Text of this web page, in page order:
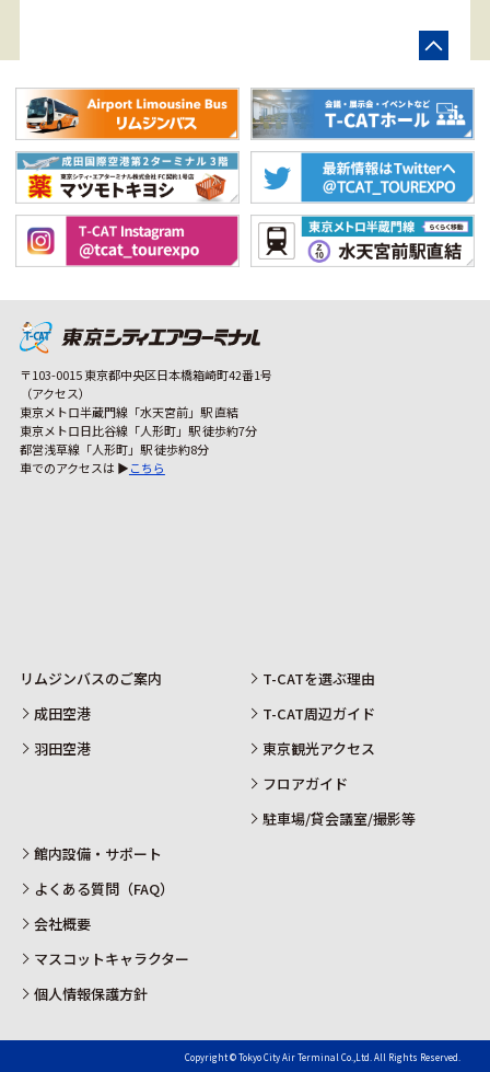
〒103-0015 東京都中央区日本橋箱崎町42番1号
（アクセス）
東京メトロ半蔵門線「水天宮前」駅 直結
東京メトロ日比谷線「人形町」駅 徒歩約7分
都営浅草線「人形町」駅 徒歩約8分
車でのアクセスは ▶こちら
リムジンバスのご案内
成田空港
羽田空港
T-CATを選ぶ理由
T-CAT周辺ガイド
東京観光アクセス
フロアガイド
駐車場/貸会議室/撮影等
館内設備・サポート
よくある質問（FAQ）
会社概要
マスコットキャラクター
個人情報保護方針
Copyright © Tokyo City Air Terminal Co.,Ltd. All Rights Reserved.